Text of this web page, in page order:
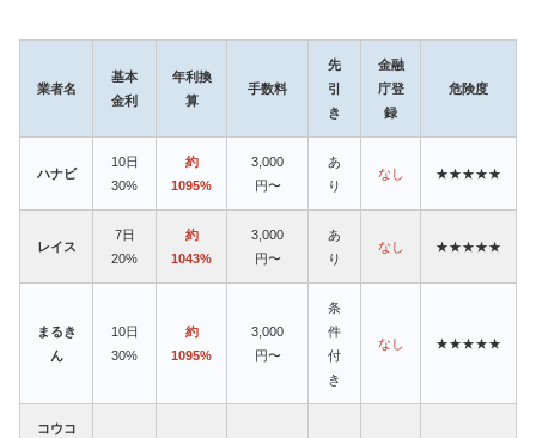
業者名
基本
金利
年利換
算
手数料
先
引
き
金融
庁登
録
危険度
ハナビ
10日
30%
約
1095%
3,000
円〜
あ
り
なし ★★★★★
レイス
7日
20%
約
1043%
3,000
円〜
あ
り
なし ★★★★★
まるき
ん
10日
30%
約
1095%
3,000
円〜
条
件
付
き
なし ★★★★★
コウコ